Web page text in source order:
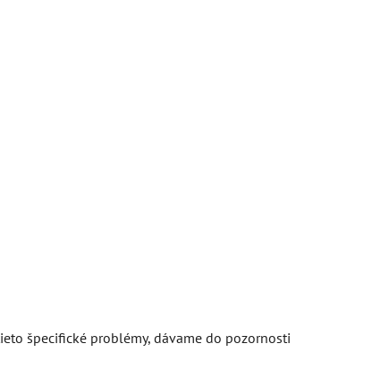
špecifické problémy, dávame do pozornosti